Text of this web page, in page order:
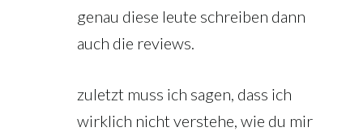
genau diese leute schreiben dann
auch die reviews.
zuletzt muss ich sagen, dass ich
wirklich nicht verstehe, wie du mir